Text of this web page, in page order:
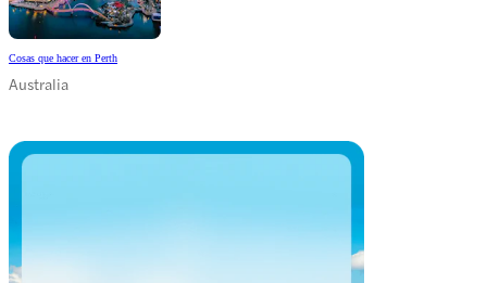
Cosas que hacer en Perth
Australia